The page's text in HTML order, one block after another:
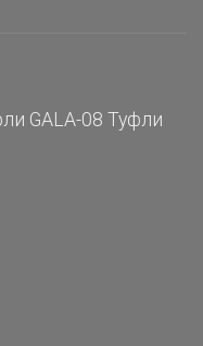
GALA-08 Туфли